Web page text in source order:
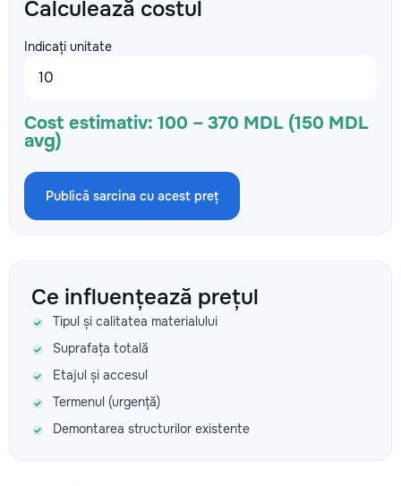
Calculează costul
Indicați unitate
Cost estimativ: 100 – 370 MDL (150 MDL
avg)
Publică sarcina cu acest preț
Ce influențează prețul
Tipul și calitatea materialului
Suprafața totală
Etajul și accesul
Termenul (urgență)
Demontarea structurilor existente